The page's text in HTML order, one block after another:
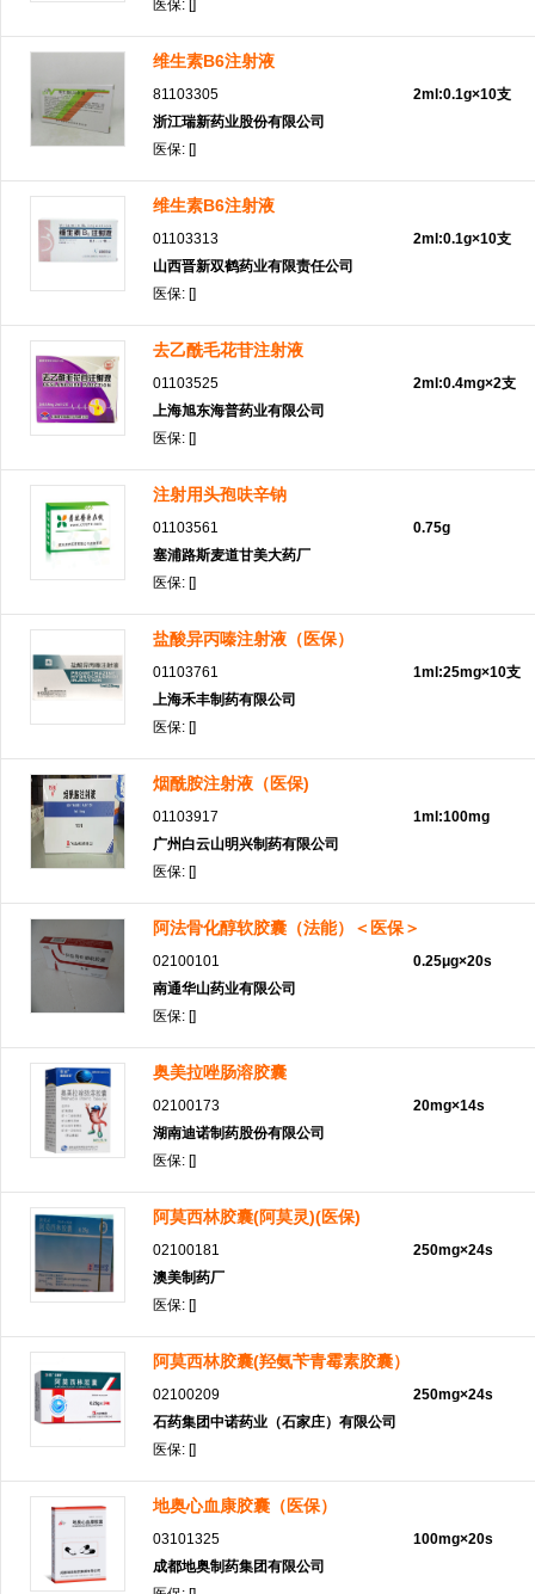
医保: []
维生素B6注射液
81103305
浙江瑞新药业股份有限公司
医保: []
2ml:0.1g×10支
维生素B6注射液
01103313
山西晋新双鹤药业有限责任公司
医保: []
2ml:0.1g×10支
去乙酰毛花苷注射液
01103525
上海旭东海普药业有限公司
医保: []
2ml:0.4mg×2支
注射用头孢呋辛钠
01103561
塞浦路斯麦道甘美大药厂
医保: []
0.75g
盐酸异丙嗪注射液（医保）
01103761
上海禾丰制药有限公司
医保: []
1ml:25mg×10支
烟酰胺注射液（医保)
01103917
广州白云山明兴制药有限公司
医保: []
1ml:100mg
阿法骨化醇软胶囊（法能）＜医保＞
02100101
南通华山药业有限公司
医保: []
0.25μg×20s
奥美拉唑肠溶胶囊
02100173
湖南迪诺制药股份有限公司
医保: []
20mg×14s
阿莫西林胶囊(阿莫灵)(医保)
02100181
澳美制药厂
医保: []
250mg×24s
阿莫西林胶囊(羟氨苄青霉素胶囊）
02100209
石药集团中诺药业（石家庄）有限公司
医保: []
250mg×24s
地奥心血康胶囊（医保）
03101325
成都地奥制药集团有限公司
100mg×20s